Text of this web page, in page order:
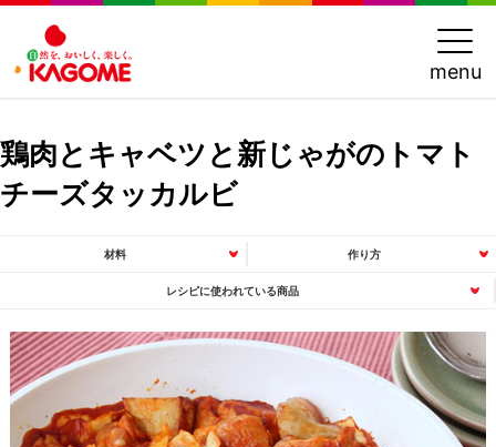
menu
鶏肉とキャベツと新じゃがのトマト
チーズタッカルビ
材料 作り方
レシピに使われている商品